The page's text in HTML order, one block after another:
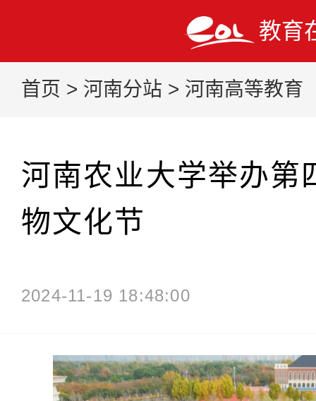
教育
首页 > 河南分站 > 河南高等教育
河南农业大学举办第
物文化节
2024-11-19 18:48:00